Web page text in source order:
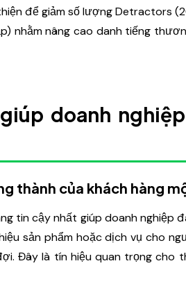
để giảm số lượng Detractors
nhằm nâng cao danh tiếng
doanh
thành của khách hàng
tin cậy nhất giúp doanh nghiệp
sản phẩm hoặc dịch vụ cho
Đây là tín hiệu quan trọng cho